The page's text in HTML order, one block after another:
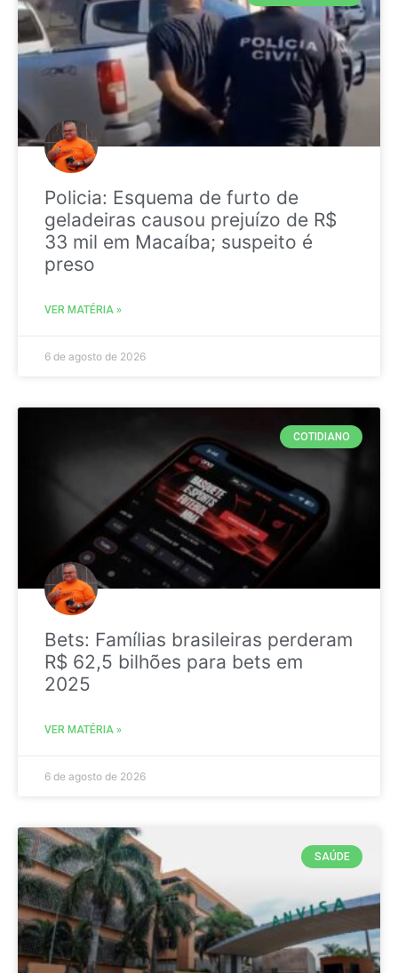
Policia: Esquema de furto de
geladeiras causou prejuízo de R$
33 mil em Macaíba; suspeito é
preso
VER MATÉRIA »
6 de agosto de 2026
COTIDIANO
Bets: Famílias brasileiras perderam
R$ 62,5 bilhões para bets em
2025
VER MATÉRIA »
6 de agosto de 2026
SAÚDE